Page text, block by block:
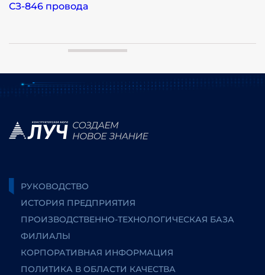
СЗ-846 провода
РУКОВОДСТВО
ИСТОРИЯ ПРЕДПРИЯТИЯ
ПРОИЗВОДСТВЕННО-ТЕХНОЛОГИЧЕСКАЯ БАЗА
ФИЛИАЛЫ
КОРПОРАТИВНАЯ ИНФОРМАЦИЯ
ПОЛИТИКА В ОБЛАСТИ КАЧЕСТВА